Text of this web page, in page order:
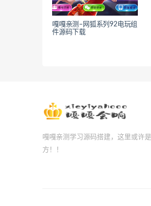
嘎嘎亲测–网狐系列92电玩组
件源码下载
嘎嘎亲测学习源码搭建，这里或许
方！！